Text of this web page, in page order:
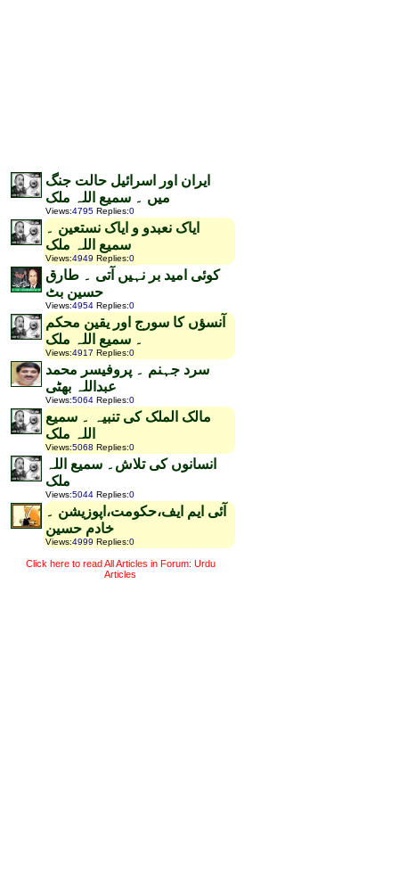
ایران اور اسرائیل حالت جنگ
میں ۔ سمیع اللہ ملک
Views:4795 Replies:0
ایاک نعبدو و ایاک نستعین ۔
سمیع اللہ ملک
Views:4949 Replies:0
کوئی امید بر نہیں آتی ۔ طارق
حسین بٹ
Views:4954 Replies:0
آنسؤں کا سورج اور یقین محکم
۔ سمیع اللہ ملک
Views:4917 Replies:0
سرد جہنم ۔ پروفیسر محمد
عبداللہ بھٹی
Views:5064 Replies:0
مالک الملک کی تنبیہ ۔ سمیع
اللہ ملک
Views:5068 Replies:0
انسانوں کی تلاش۔ سمیع اللہ
ملک
Views:5044 Replies:0
آئی ایم ایف،حکومت،اپوزیشن ۔
خادم حسین
Views:4999 Replies:0
Click here to read All Articles in Forum: Urdu
Articles